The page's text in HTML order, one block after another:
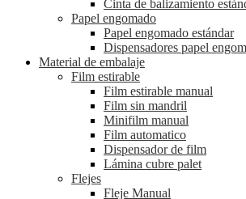
Cinta de balizamiento
Papel engomado
Papel engomado estándar
Dispensadores papel
Material de embalaje
Film estirable
Film estirable manual
Film sin mandril
Minifilm manual
Film automatico
Dispensador de film
Lámina cubre palet
Flejes
Fleje Manual